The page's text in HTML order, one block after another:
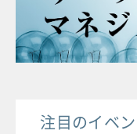
注目のイベ